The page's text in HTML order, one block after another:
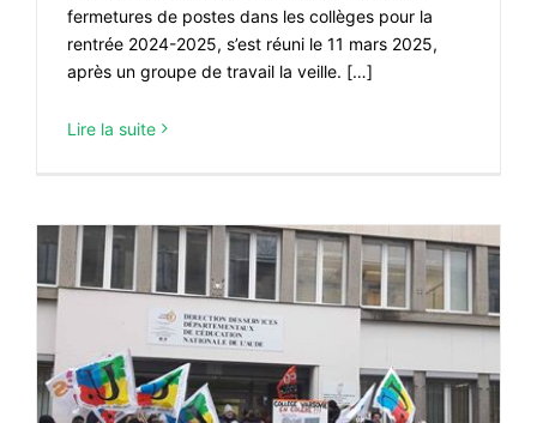
fermetures de postes dans les collèges pour la
rentrée 2024-2025, s’est réuni le 11 mars 2025,
après un groupe de travail la veille. […]
Lire la suite